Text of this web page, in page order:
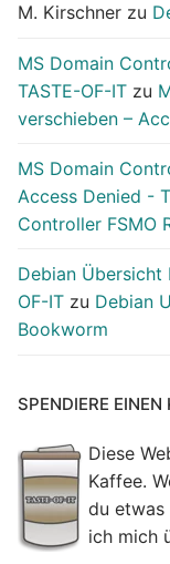
M. Kirschner zu
MS Domain
TASTE-OF-IT zu
verschieben –
MS Domain
Access Denied -
Controller FSMO
Debian Übersicht
OF-IT zu Debian
Bookworm
SPENDIERE EINEN
Diese
Kaffee.
du etwas
ich mich